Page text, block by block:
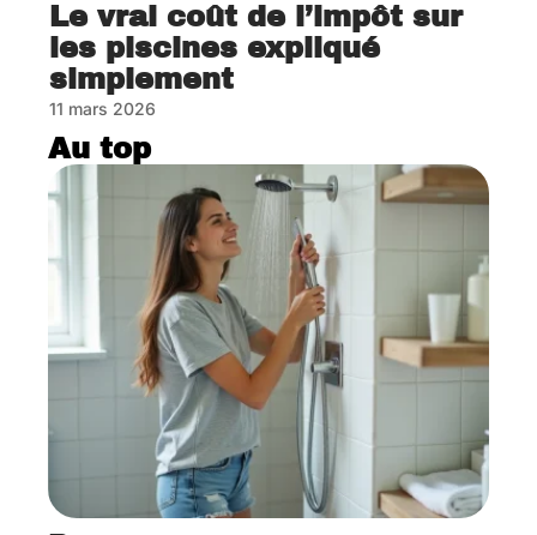
Le vrai coût de l’impôt sur
les piscines expliqué
simplement
11 mars 2026
Au top